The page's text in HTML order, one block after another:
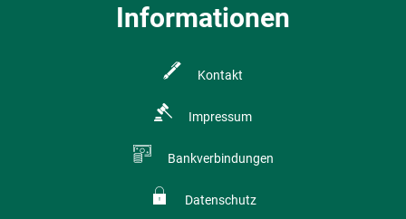
Informationen
Kontakt
Impressum
Bankverbindungen
Datenschutz